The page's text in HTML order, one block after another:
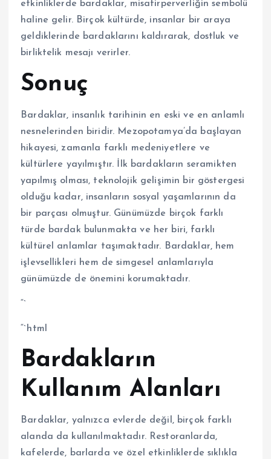
etkinliklerde bardaklar, misafirperverliğin sembolü
haline gelir. Birçok kültürde, insanlar bir araya
geldiklerinde bardaklarını kaldırarak, dostluk ve
birliktelik mesajı verirler.
Sonuç
Bardaklar, insanlık tarihinin en eski ve en anlamlı
nesnelerinden biridir. Mezopotamya’da başlayan
hikayesi, zamanla farklı medeniyetlere ve
kültürlere yayılmıştır. İlk bardakların seramikten
yapılmış olması, teknolojik gelişimin bir göstergesi
olduğu kadar, insanların sosyal yaşamlarının da
bir parçası olmuştur. Günümüzde birçok farklı
türde bardak bulunmakta ve her biri, farklı
kültürel anlamlar taşımaktadır. Bardaklar, hem
işlevsellikleri hem de simgesel anlamlarıyla
günümüzde de önemini korumaktadır.
“`
“`html
Bardakların
Kullanım Alanları
Bardaklar, yalnızca evlerde değil, birçok farklı
alanda da kullanılmaktadır. Restoranlarda,
kafelerde, barlarda ve özel etkinliklerde sıklıkla